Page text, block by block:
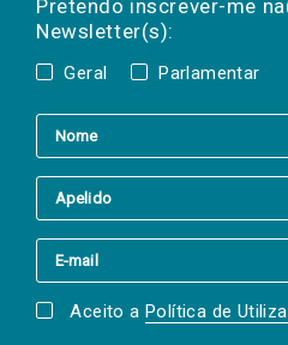
Pretendo inscrever-me
Newsletter(s):
Geral Parlamentar
Aceito a Política de